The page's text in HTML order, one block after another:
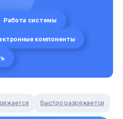
Работа системы
компоненты
Быстро разряжается